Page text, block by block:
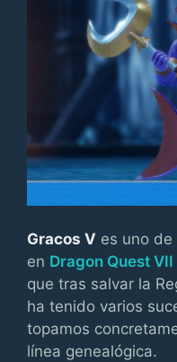
Gracos V es uno de
en Dragon Quest
que tras salvar la
ha tenido varios
topamos
línea genealógica.